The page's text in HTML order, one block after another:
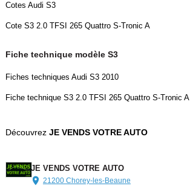
Cotes Audi S3
Cote S3 2.0 TFSI 265 Quattro S-Tronic A
Fiche technique modèle S3
Fiches techniques Audi S3 2010
Fiche technique S3 2.0 TFSI 265 Quattro S-Tronic A
Découvrez JE VENDS VOTRE AUTO
JE VENDS VOTRE AUTO
21200 Chorey-les-Beaune